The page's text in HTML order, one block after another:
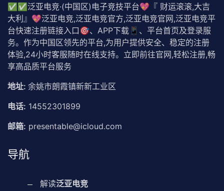
✅✅泛亚电竞·(中国区)电子竞技平台💖『 财运滚滚,大吉
大利』💖泛亚电竞,泛亚电竞官方,泛亚电竞官网,泛亚电竞平
台快速注册链接入口🎯、APP下载📱、平台首页及登录服
务。作为中国区领先的平台,为用户提供安全、稳定的注册
体验,24小时客服随时在线支持。立即前往官网,轻松注册,畅
享高品质平台服务
地址: 余姚市朗霞镇新新工业区
电话: 14552301899
邮箱: presentable@icloud.com
导航
解读泛亚电竞